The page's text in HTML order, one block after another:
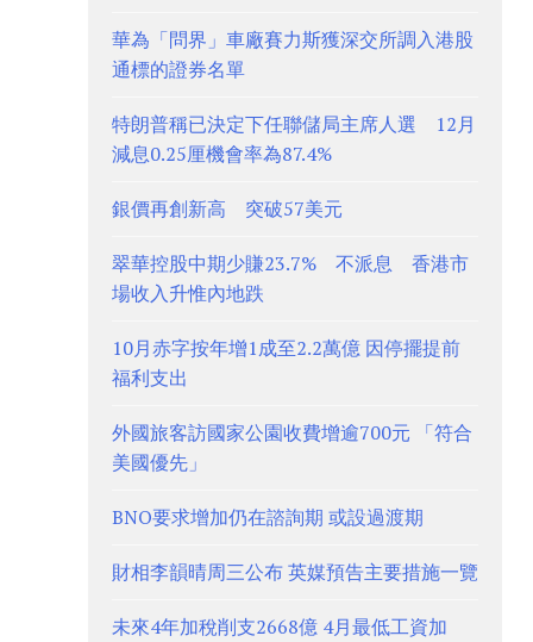
華為「問界」車廠賽力斯獲深交所調入港股
通標的證券名單
特朗普稱已決定下任聯儲局主席人選 12月
減息0.25厘機會率為87.4%
銀價再創新高 突破57美元
翠華控股中期少賺23.7% 不派息 香港市
場收入升惟內地跌
10月赤字按年增1成至2.2萬億 因停擺提前
福利支出
外國旅客訪國家公園收費增逾700元 「符合
美國優先」
BNO要求增加仍在諮詢期 或設過渡期
財相李韻晴周三公布 英媒預告主要措施一覽
未來4年加稅削支2668億 4月最低工資加